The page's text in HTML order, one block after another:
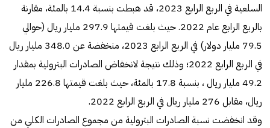
السلعية في الربع الرابع 2023، قد هبطت بنسبة 14.4 بالمئة، مقارنة
بالربع الرابع عام 2022. حيث بلغت قيمتها 297.9 مليار ريال (حوالي
79.5 مليار دولار) في الربع الرابع 2023، منخفضة عن 348.0 مليار ريال
في الربع الرابع 2022؛ وذلك نتيجة لانخفاض الصادرات البترولية بمقدار
49.2 مليار ريال ، بنسبة 17.8 بالمئة، حيث بلغت قيمتها 226.8 مليار
ريال، مقابل 276 مليار ريال في الربع الرابع 2022.
وقد انخفضت نسبة الصادرات البترولية من مجموع الصادرات الكلي من